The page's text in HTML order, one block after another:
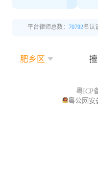
平台律师总数： 70792名认
肥乡区
粤ICP
粤公网安